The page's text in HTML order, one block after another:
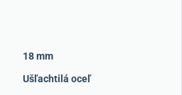
18 mm
Ušľachtilá oceľ